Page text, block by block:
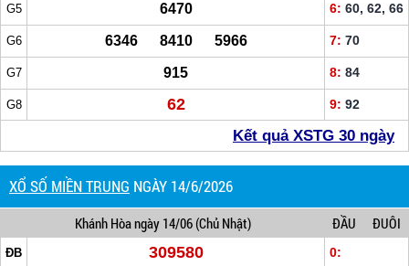
G5 6470 6: 60, 62, 66
G6 6346 8410 5966 7: 70
G7 915 8: 84
G8 62 9: 92
Kết quả XSTG 30 ngày
XỔ SỐ MIỀN TRUNG NGÀY 14/6/2026
Khánh Hòangày 14/06(Chủ Nhật) ĐẦU ĐUÔI
ĐB 309580 0: